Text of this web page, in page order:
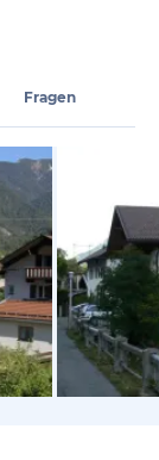
Fragen
vom